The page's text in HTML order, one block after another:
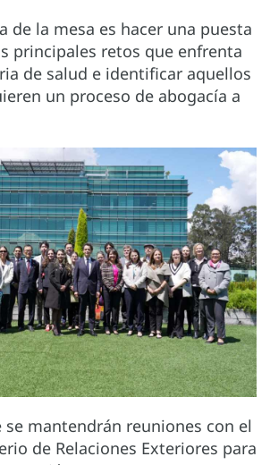
de la mesa es hacer una puesta
principales retos que enfrenta
de salud e identificar aquellos
un proceso de abogacía a
mantendrán reuniones con el
de Relaciones Exteriores para